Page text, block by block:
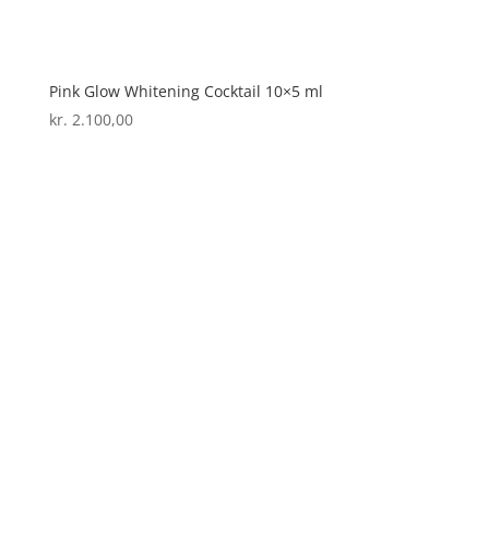
Pink Glow Whitening Cocktail 10×5 ml
kr. 2.100,00